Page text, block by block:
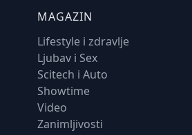
MAGAZIN
Lifestyle i zdravlje
Ljubav i Sex
Scitech i Auto
Showtime
Video
Zanimljivosti